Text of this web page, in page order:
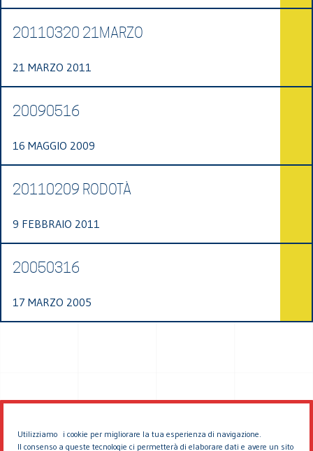
Utilizziamo i cookie per migliorare la tua esperienza di navigazione.
Il consenso a queste tecnologie ci permetterà di elaborare dati e avere un sito
20110320 21MARZO
21 MARZO 2011
20090516
16 MAGGIO 2009
20110209 RODOTÀ
9 FEBBRAIO 2011
20050316
17 MARZO 2005